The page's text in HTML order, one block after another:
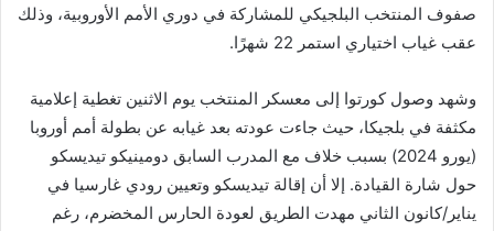
صفوف المنتخب البلجيكي للمشاركة في دوري الأمم الأوروبية، وذلك
عقب غياب اختياري استمر 22 شهرًا.
وشهد وصول كورتوا إلى معسكر المنتخب يوم الاثنين تغطية إعلامية
مكثفة في بلجيكا، حيث جاءت عودته بعد غيابه عن بطولة أمم أوروبا
(يورو 2024) بسبب خلاف مع المدرب السابق دومينيكو تيديسكو
حول شارة القيادة. إلا أن إقالة تيديسكو وتعيين رودي غارسيا في
يناير/كانون الثاني مهدت الطريق لعودة الحارس المخضرم، رغم